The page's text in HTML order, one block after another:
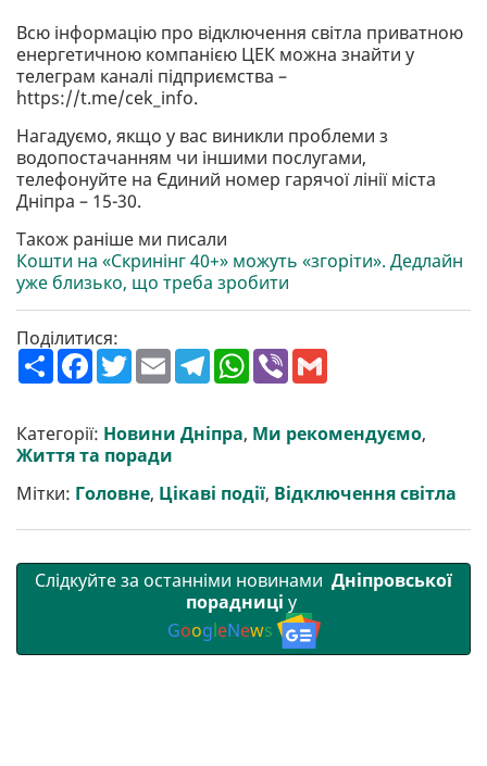
Всю інформацію про відключення світла приватною
енергетичною компанією ЦЕК можна знайти у
телеграм каналі підприємства –
https://t.me/cek_info.
Нагадуємо, якщо у вас виникли проблеми з
водопостачанням чи іншими послугами,
телефонуйте на Єдиний номер гарячої лінії міста
Дніпра – 15-30.
Також раніше ми писали
Кошти на «Скринінг 40+» можуть «згоріти». Дедлайн
уже близько, що треба зробити
Поділитися:
П
о
р
и
т
F
a
b
o
o
T
w
t
e
r
E
m
l
T
e
g
r
m
W
h
s
A
p
V
r l
Категорії: Новини Дніпра, Ми рекомендуємо,
Життя та поради
Мітки: Головне, Цікаві події, Відключення світла
Слідкуйте за останніми новинами Дніпровської
порадниці у
GoogleNews